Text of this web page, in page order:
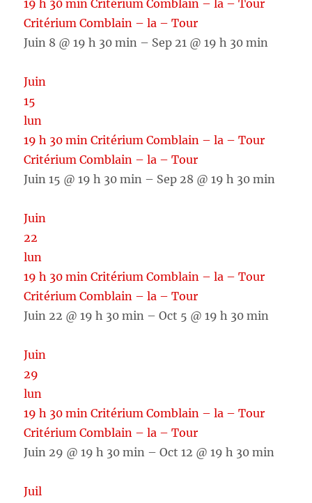
19 h 30 minCritérium Comblain – la – Tour
Critérium Comblain – la – Tour
Juin 8 @ 19 h 30 min – Sep 21 @ 19 h 30 min
Juin
15
lun
19 h 30 minCritérium Comblain – la – Tour
Critérium Comblain – la – Tour
Juin 15 @ 19 h 30 min – Sep 28 @ 19 h 30 min
Juin
22
lun
19 h 30 minCritérium Comblain – la – Tour
Critérium Comblain – la – Tour
Juin 22 @ 19 h 30 min – Oct 5 @ 19 h 30 min
Juin
29
lun
19 h 30 minCritérium Comblain – la – Tour
Critérium Comblain – la – Tour
Juin 29 @ 19 h 30 min – Oct 12 @ 19 h 30 min
Juil